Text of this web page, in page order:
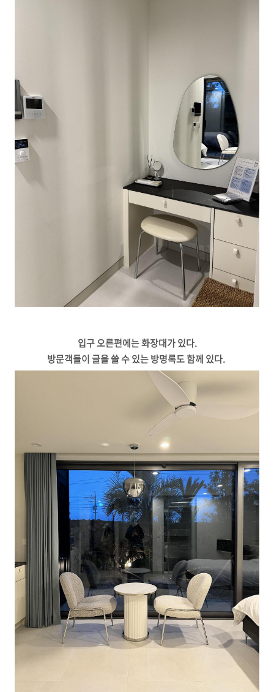
입구 오른편에는 화장대가 있다.
방문객들이 글을 쓸 수 있는 방명록도 함께 있다.